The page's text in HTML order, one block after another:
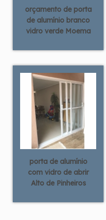
orçamento de porta
de alumínio branco
vidro verde Moema
porta de alumínio
com vidro de abrir
Alto de Pinheiros